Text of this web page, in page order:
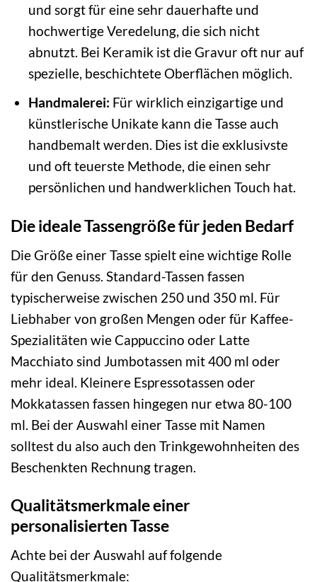
und sorgt für eine sehr dauerhafte und
hochwertige Veredelung, die sich nicht
abnutzt. Bei Keramik ist die Gravur oft nur auf
spezielle, beschichtete Oberflächen möglich.
Handmalerei: Für wirklich einzigartige und
künstlerische Unikate kann die Tasse auch
handbemalt werden. Dies ist die exklusivste
und oft teuerste Methode, die einen sehr
persönlichen und handwerklichen Touch hat.
Die ideale Tassengröße für jeden Bedarf
Die Größe einer Tasse spielt eine wichtige Rolle
für den Genuss. Standard-Tassen fassen
typischerweise zwischen 250 und 350 ml. Für
Liebhaber von großen Mengen oder für Kaffee-
Spezialitäten wie Cappuccino oder Latte
Macchiato sind Jumbotassen mit 400 ml oder
mehr ideal. Kleinere Espressotassen oder
Mokkatassen fassen hingegen nur etwa 80-100
ml. Bei der Auswahl einer Tasse mit Namen
solltest du also auch den Trinkgewohnheiten des
Beschenkten Rechnung tragen.
Qualitätsmerkmale einer
personalisierten Tasse
Achte bei der Auswahl auf folgende
Qualitätsmerkmale: